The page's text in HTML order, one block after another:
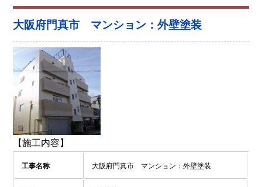
大阪府門真市 マンション：外壁塗装
【施工内容】
工事名称 大阪府門真市 マンション：外壁塗装